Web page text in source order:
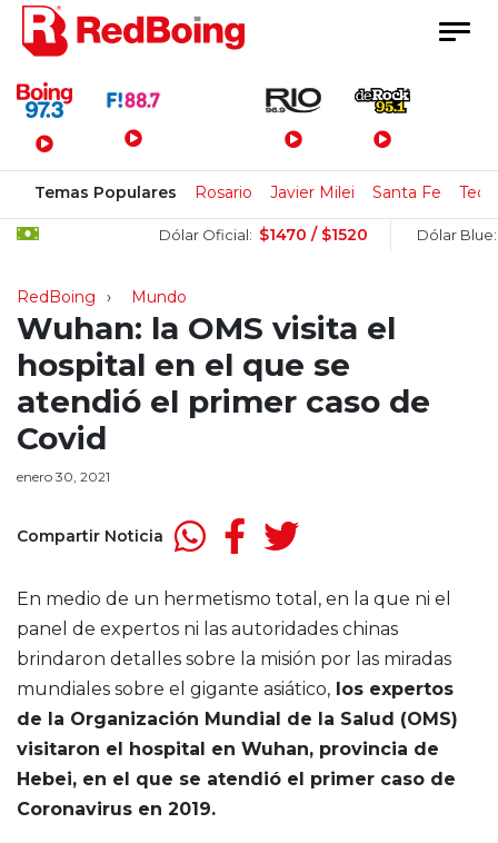
Menú Principal
Temas Populares Rosario Javier Milei Santa Fe
Dólar Oficial: $1470 / $1520 Dólar Blue:
RedBoing Mundo
Wuhan: la OMS visita el
hospital en el que se
atendió el primer caso de
Covid
enero 30, 2021
Compartir Noticia
En medio de un hermetismo total, en la que ni el
panel de expertos ni las autoridades chinas
brindaron detalles sobre la misión por las miradas
mundiales sobre el gigante asiático, los expertos
de la Organización Mundial de la Salud (OMS)
visitaron el hospital en Wuhan, provincia de
Hebei, en el que se atendió el primer caso de
Coronavirus en 2019.